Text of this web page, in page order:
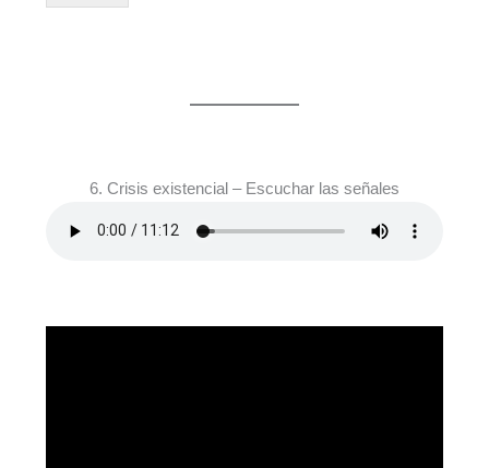
6. Crisis existencial – Escuchar las señales